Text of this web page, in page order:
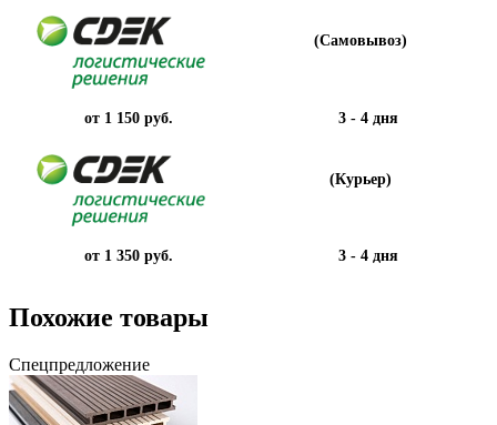
(Самовывоз)
от 1 150 руб. 3 - 4 дня
(Курьер)
от 1 350 руб. 3 - 4 дня
Похожие товары
Спецпредложение